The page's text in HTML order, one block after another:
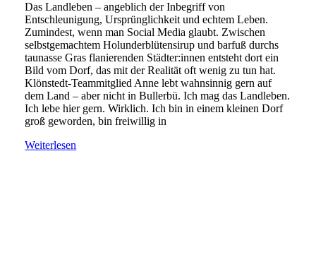
Das Landleben – angeblich der Inbegriff von
Entschleunigung, Ursprünglichkeit und echtem Leben.
Zumindest, wenn man Social Media glaubt. Zwischen
selbstgemachtem Holunderblütensirup und barfuß durchs
taunasse Gras flanierenden Städter:innen entsteht dort ein
Bild vom Dorf, das mit der Realität oft wenig zu tun hat.
Klönstedt-Teammitglied Anne lebt wahnsinnig gern auf
dem Land – aber nicht in Bullerbü. Ich mag das Landleben.
Ich lebe hier gern. Wirklich. Ich bin in einem kleinen Dorf
groß geworden, bin freiwillig in
Weiterlesen